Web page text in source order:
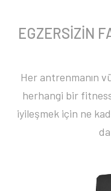
EGZERSİZİN
Her antrenmanın
herhangi bir
iyileşmek için ne